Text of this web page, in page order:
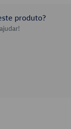
produto?